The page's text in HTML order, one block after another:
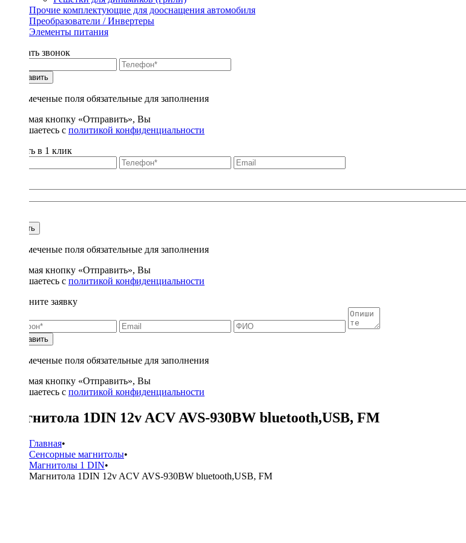
Прочие комплектующие для дооснащения автомобиля
Преобразователи / Инвертеры
Элементы питания
Заказать звонок
Отправить
* - отмеченые поля обязательные для заполнения
Нажимая кнопку «Отправить», Вы
соглашаетесь с политикой конфиденциальности
Купить в 1 клик
Купить
* - отмеченые поля обязательные для заполнения
Нажимая кнопку «Отправить», Вы
соглашаетесь с политикой конфиденциальности
Заполните заявку
Отправить
* - отмеченые поля обязательные для заполнения
Нажимая кнопку «Отправить», Вы
соглашаетесь с политикой конфиденциальности
Магнитола 1DIN 12v ACV AVS-930BW bluetooth,USB, FM
Главная•
Сенсорные магнитолы•
Магнитолы 1 DIN•
Магнитола 1DIN 12v ACV AVS-930BW bluetooth,USB, FM